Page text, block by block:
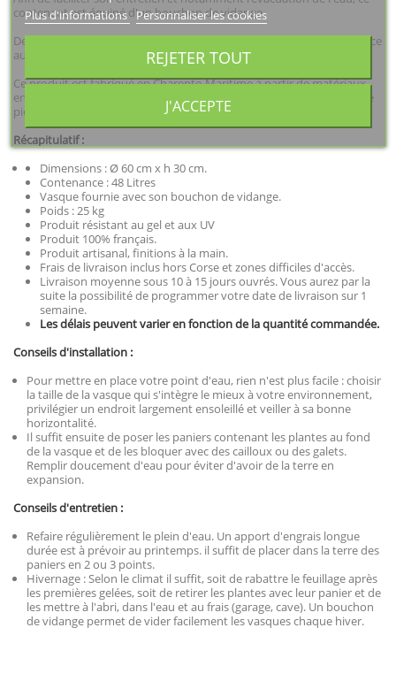
contenant est équipé d'un bouchon de vidange.
De grande qualité, la pierre reconstituée est connue pour sa résistance
au gel et autres intempéries.
Ce produit est fabriqué en Charente-Maritime à partir de matériaux
entièrement naturels à base de calcaire, de concassé et de poudre de
pierre.
Récapitulatif :
Dimensions : Ø 60 cm x h 30 cm.
Contenance : 48 Litres
Vasque fournie avec son bouchon de vidange.
Poids : 25 kg
Produit résistant au gel et aux UV
Produit 100% français.
Produit artisanal, finitions à la main.
Frais de livraison inclus hors Corse et zones difficiles d'accès.
Livraison moyenne sous 10 à 15 jours ouvrés. Vous aurez par la
suite la possibilité de programmer votre date de livraison sur 1
semaine.
Les délais peuvent varier en fonction de la quantité commandée.
Conseils d'installation :
Pour mettre en place votre point d'eau, rien n'est plus facile : choisir
la taille de la vasque qui s'intègre le mieux à votre environnement,
privilégier un endroit largement ensoleillé et veiller à sa bonne
horizontalité.
Il suffit ensuite de poser les paniers contenant les plantes au fond
de la vasque et de les bloquer avec des cailloux ou des galets.
Remplir doucement d'eau pour éviter d'avoir de la terre en
expansion.
Conseils d'entretien :
Refaire régulièrement le plein d'eau. Un apport d'engrais longue
durée est à prévoir au printemps. il suffit de placer dans la terre des
paniers en 2 ou 3 points.
Hivernage : Selon le climat il suffit, soit de rabattre le feuillage après
les premières gelées, soit de retirer les plantes avec leur panier et de
les mettre à l'abri, dans l'eau et au frais (garage, cave). Un bouchon
de vidange permet de vider facilement les vasques chaque hiver.
Plus d'informations Personnaliser les cookies
REJETER TOUT
J'ACCEPTE